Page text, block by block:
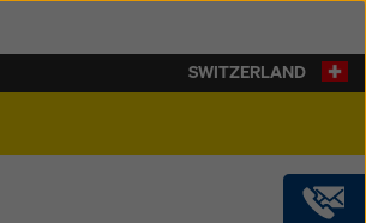
SWITZERLAND